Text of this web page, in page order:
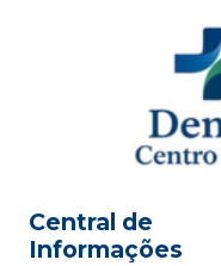
Central de
Informações